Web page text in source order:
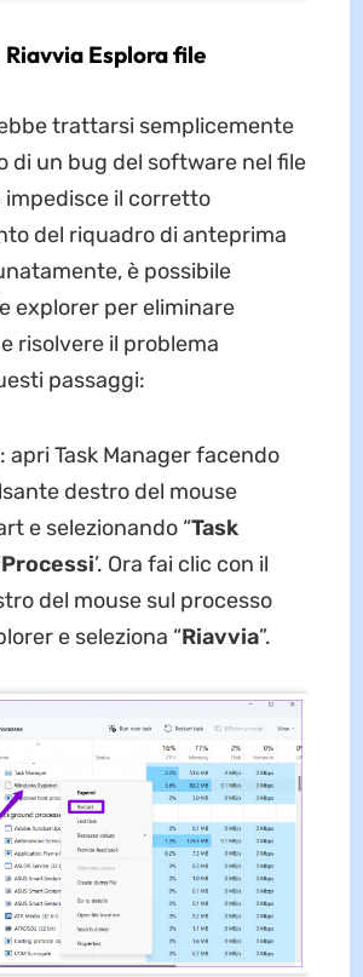
Riavvia Esplora file
trattarsi semplicemente
di un bug del software nel file
impedisce il corretto
del riquadro di anteprima
è possibile
explorer per eliminare
risolvere il problema
passaggi:
: apri Task Manager facendo
destro del mouse
e selezionando “Task
Processi’. Ora fai clic con il
del mouse sul processo
e seleziona “Riavvia”.